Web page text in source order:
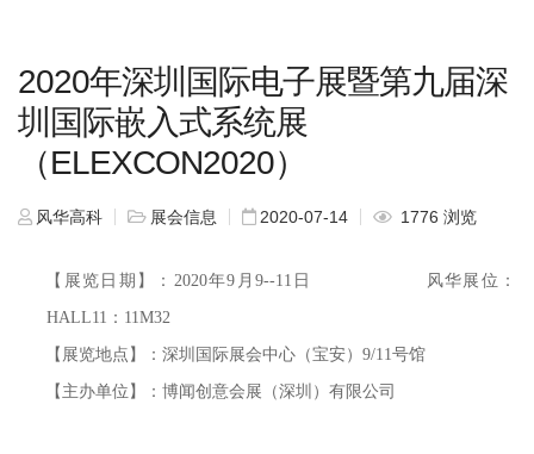
2020年深圳国际电子展暨第九届深
圳国际嵌入式系统展
（ELEXCON2020）
风华高科 展会信息 2020-07-14 1776 浏览
【展览日期】：2020年9月9--11日 风华展位：
HALL11：11M32
【展览地点】：深圳国际展会中心（宝安）9/11号馆
【主办单位】：博闻创意会展（深圳）有限公司